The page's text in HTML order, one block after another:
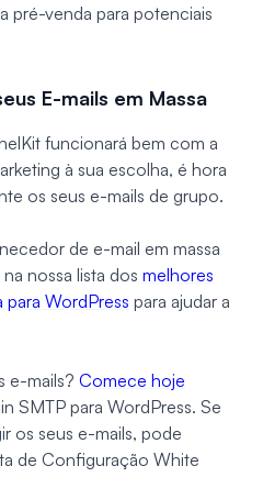
pré-venda para potenciais
E-mails em Massa
funcionará bem com a
à sua escolha, é hora
os seus e-mails de grupo.
de e-mail em massa
nossa lista dos melhores
para WordPress para ajudar a
e-mails? Comece hoje
SMTP para WordPress. Se
os seus e-mails, pode
de Configuração White